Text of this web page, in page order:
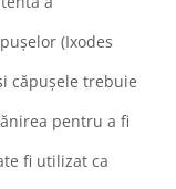
(Ixodes
căpușele trebuie
pentru a fi
fi utilizat ca